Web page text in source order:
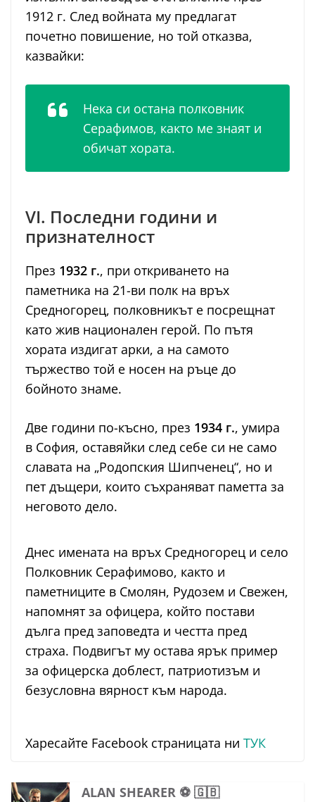
1912 г. След войната му предлагат
почетно повишение, но той отказва,
казвайки:
Нека си остана полковник
Серафимов, както ме знаят и
обичат хората.
VI. Последни години и
признателност
През 1932 г., при откриването на
паметника на 21-ви полк на връх
Средногорец, полковникът е посрещнат
като жив национален герой. По пътя
хората издигат арки, а на самото
тържество той е носен на ръце до
бойното знаме.
Две години по-късно, през 1934 г., умира
в София, оставяйки след себе си не само
славата на „Родопския Шипченец“, но и
пет дъщери, които съхраняват паметта за
неговото дело.
Днес имената на връх Средногорец и село
Полковник Серафимово, както и
паметниците в Смолян, Рудозем и Свежен,
напомнят за офицера, който постави
дълга пред заповедта и честта пред
страха. Подвигът му остава ярък пример
за офицерска доблест, патриотизъм и
безусловна вярност към народа.
Харесайте Facebook страницата ни ТУК
ALAN SHEARER ⚽ 🇬🇧